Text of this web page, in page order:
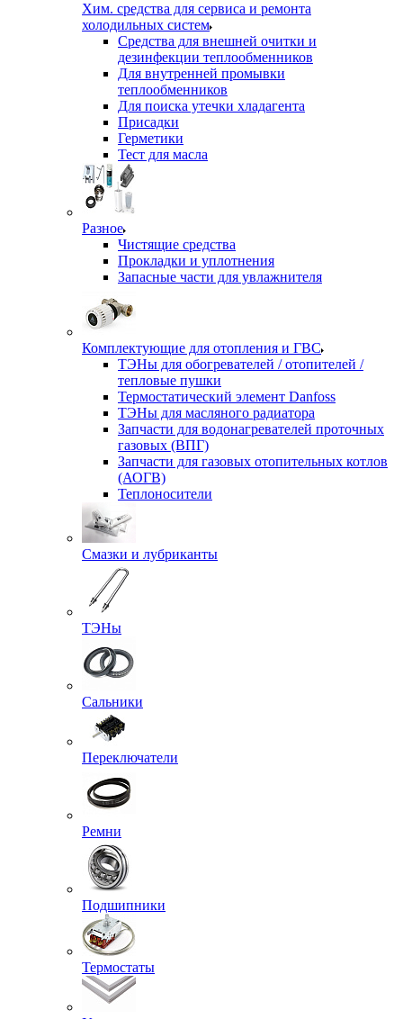
Хим. средства для сервиса и ремонта
холодильных систем
Средства для внешней очитки и
дезинфекции теплообменников
Для внутренней промывки
теплообменников
Для поиска утечки хладагента
Присадки
Герметики
Тест для масла
Разное
Чистящие средства
Прокладки и уплотнения
Запасные части для увлажнителя
Комплектующие для отопления и ГВС
ТЭНы для обогревателей / отопителей /
тепловые пушки
Термостатический элемент Danfoss
ТЭНы для масляного радиатора
Запчасти для водонагревателей проточных
газовых (ВПГ)
Запчасти для газовых отопительных котлов
(АОГВ)
Теплоносители
Смазки и лубриканты
ТЭНы
Сальники
Переключатели
Ремни
Подшипники
Термостаты